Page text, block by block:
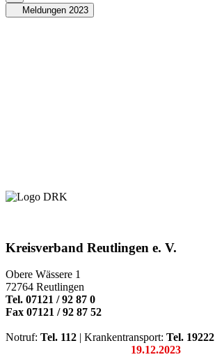
Meldungen 2023
Kreisverband Reutlingen e. V.
Obere Wässere 1
72764 Reutlingen
Tel. 07121 / 92 87 0
Fax 07121 / 92 87 52
Notruf: Tel. 112 | Krankentransport: Tel. 19222
19.12.2023